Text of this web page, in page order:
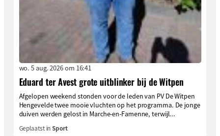
wo. 5 aug. 2026 om 16:41
Eduard ter Avest grote uitblinker bij de Witpen
Afgelopen weekend stonden voor de leden van PV De Witpen
Hengevelde twee mooie vluchten op het programma. De jonge
duiven werden gelost in Marche-en-Famenne, terwijl...
Geplaatst inSport